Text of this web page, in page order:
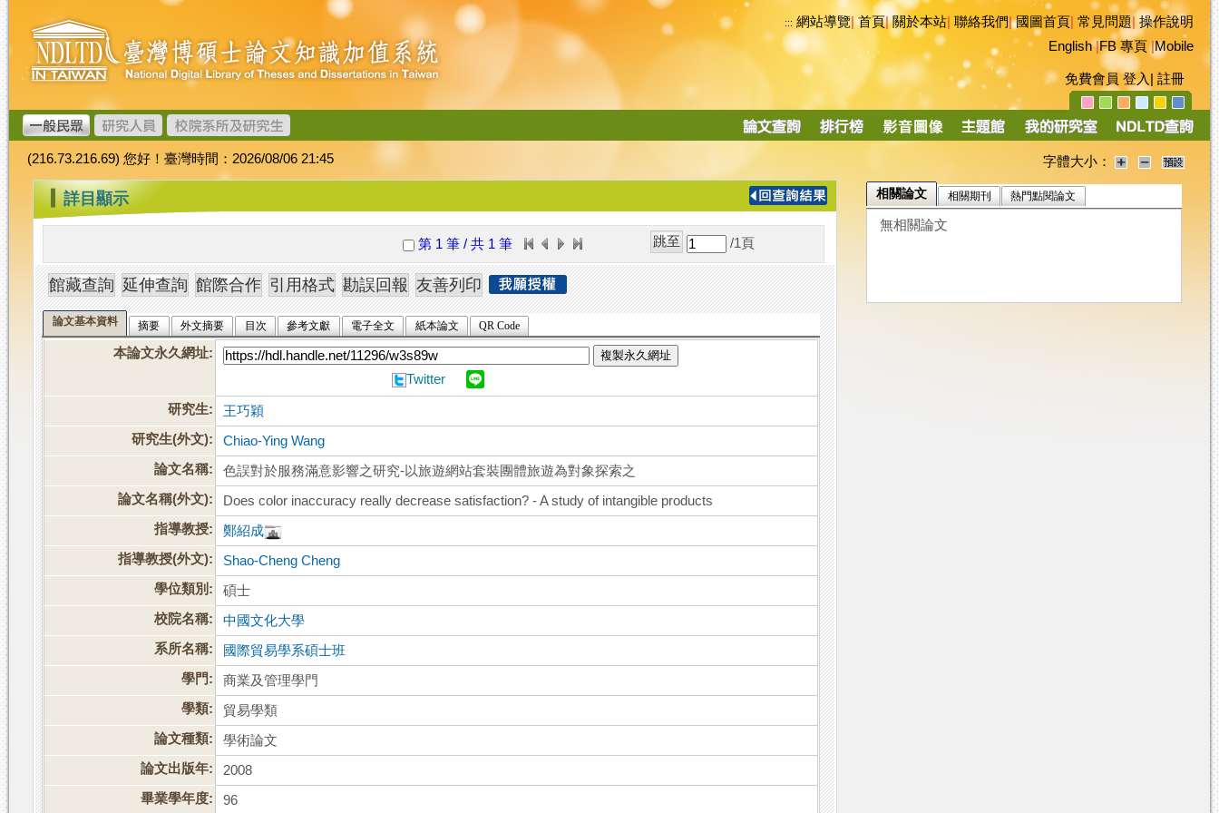
跳
到
主
要
內
容
臺
灣
博
碩
士
論
文
加
值
系
統
::: 網站導覽|首頁|關於本站 聯絡我們|國圖首頁 常見問題|操作說明
English|FB 專頁|Mobile
免費會員 登入 註冊
導
(216.73.216.69) 您好！臺灣時間：2026/08/06 21:45 字體大小：
::: 詳目顯示
第 1 筆 / 共 1 筆 /1 頁
論文基本資料 摘要 外文摘要 目次 參考文獻 電子全文 紙本論文 QR Code
本論文永久網址: 複製永久網址
Twitter
研究生:
王巧穎
研究生(外文):
Chiao-Ying Wang
論文名稱:
色誤對於服務滿意影響之研究-以旅遊網站套裝團體旅遊為對象探索之
論文名稱(外文):
Does color inaccuracy really decrease satisfaction? - A study of intangible products
指導教授:
鄭紹成
指導教授(外文):
Shao-Cheng Cheng
學位類別:
碩士
校院名稱:
中國文化大學
系所名稱:
國際貿易學系碩士班
學門:
商業及管理學門
學類:
貿易學類
論文種類:
學術論文
論文出版年:
2008
畢業學年度:
96
相關論文 相關期刊 熱門點閱論文
無相關論文